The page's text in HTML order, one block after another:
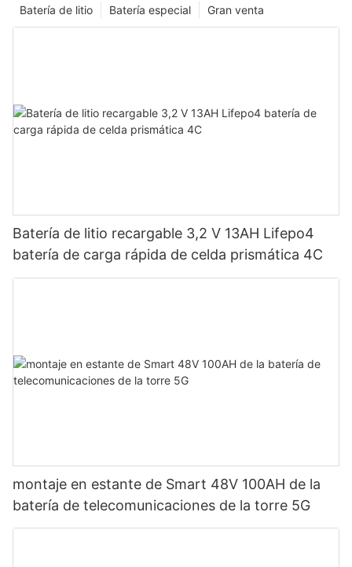
Gran venta
Batería especial
Batería de litio
Batería de litio recargable 3,2 V 13AH Lifepo4
batería de carga rápida de celda prismática 4C
montaje en estante de Smart 48V 100AH ​​de la
batería de telecomunicaciones de la torre 5G